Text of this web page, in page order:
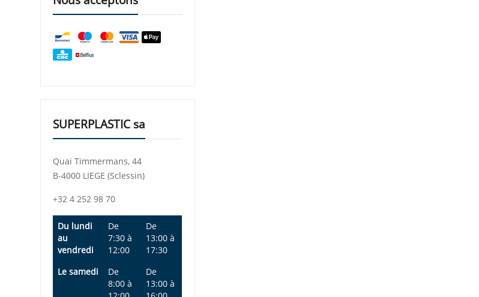
SUPERPLASTIC sa
Quai Timmermans, 44
B-4000 LIEGE (Sclessin)
+32 4 252 98 70
Du lundi
au
vendredi
De
7:30 à
12:00
De
13:00 à
17:30
Le samedi
De
8:00 à
De
13:00 à